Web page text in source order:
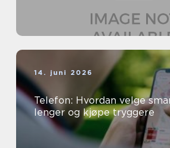
14. juni 2026
Telefon: Hvordan velge
lenger og kjøpe tryggere